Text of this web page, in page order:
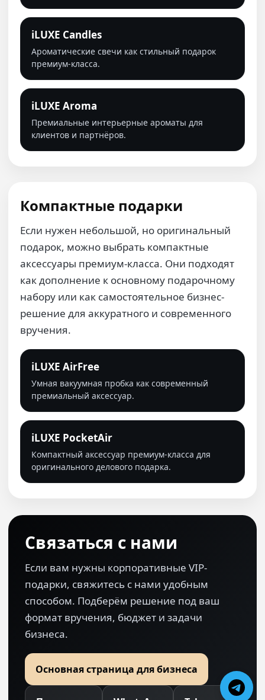
iLUXE Candles
Ароматические свечи как стильный подарок
премиум-класса.
iLUXE Aroma
Премиальные интерьерные ароматы для
клиентов и партнёров.
Компактные подарки
Если нужен небольшой, но оригинальный
подарок, можно выбрать компактные
аксессуары премиум-класса. Они подходят
как дополнение к основному подарочному
набору или как самостоятельное бизнес-
решение для аккуратного и современного
вручения.
iLUXE AirFree
Умная вакуумная пробка как современный
премиальный аксессуар.
iLUXE PocketAir
Компактный аксессуар премиум-класса для
оригинального делового подарка.
Связаться с нами
Если вам нужны корпоративные VIP-
подарки, свяжитесь с нами удобным
способом. Подберём решение под ваш
формат вручения, бюджет и задачи
бизнеса.
Основная страница для бизнеса